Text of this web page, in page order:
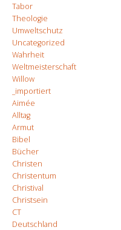
Tabor
Theologie
Umweltschutz
Uncategorized
Wahrheit
Weltmeisterschaft
Willow
_importiert
Aimée
Alltag
Armut
Bibel
Bücher
Christen
Christentum
Christival
Christsein
CT
Deutschland